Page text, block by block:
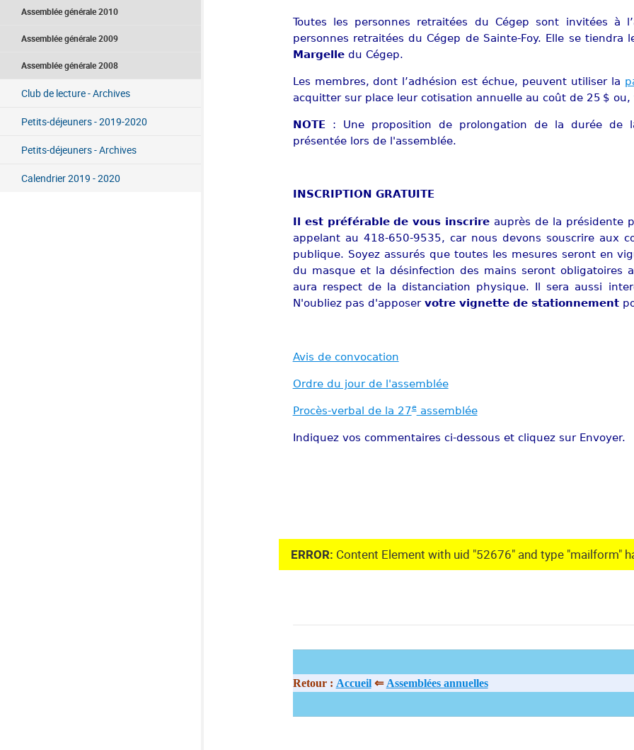
Assemblée générale 2010
Assemblée générale 2009
Assemblée générale 2008
Club de lecture - Archives
Petits-déjeuners - 2019-2020
Petits-déjeuners - Archives
Calendrier 2019 - 2020
Toutes les personnes retraitées du Cégep sont invitées à
personnes retraitées du Cégep de Sainte-Foy. Elle se tiendra
Margelledu Cégep.
Les membres, dont l’adhésion est échue, peuvent utiliser la
acquitter sur place leur cotisation annuelle au coût de 25 $
NOTE: Une proposition de prolongation de la durée de
présentée lors de l'assemblée.
INSCRIPTION GRATUITE
Il est préférable de vous inscrire auprès de la présidente
appelant au 418-650-9535, car nous devons souscrire aux
publique. Soyez assurés que toutes les mesures seront en
du masque et la désinfection des mains seront obligatoires
aura respect de la distanciation physique. Il sera aussi
N'oubliez pas d'apposer votre vignette de stationnement
Avis de convocation
Ordre du jour de l'assemblée
Procès-verbal de la 27eassemblée
Indiquez vos commentaires ci-dessous et cliquez sur Envoyer.
ERROR: Content Element with uid "52676" and type "mailform"
Retour : Accueil⇐ Assemblées annuelles